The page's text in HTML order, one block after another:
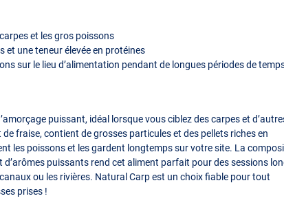
et les gros poissons
et une teneur élevée en protéines
sur le lieu d’alimentation pendant de longues périodes de
puissant, idéal lorsque vous ciblez des carpes et
fraise, contient de grosses particules et des pellets riches en
les poissons et les gardent longtemps sur votre site. La
d’arômes puissants rend cet aliment parfait pour des sessions
ou les rivières. Natural Carp est un choix fiable pour tout
prises !